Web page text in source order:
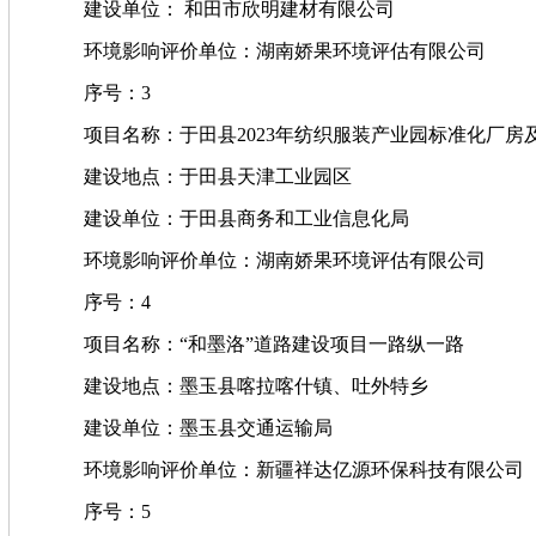
建设单位： 和田市欣明建材有限公司
环境影响评价单位：湖南娇果环境评估有限公司
序号：3
项目名称：于田县2023年纺织服装产业园标准化厂房
建设地点：于田县天津工业园区
建设单位：于田县商务和工业信息化局
环境影响评价单位：湖南娇果环境评估有限公司
序号：4
项目名称：“和墨洛”道路建设项目一路纵一路
建设地点：墨玉县喀拉喀什镇、吐外特乡
建设单位：墨玉县交通运输局
环境影响评价单位：新疆祥达亿源环保科技有限公司
序号：5